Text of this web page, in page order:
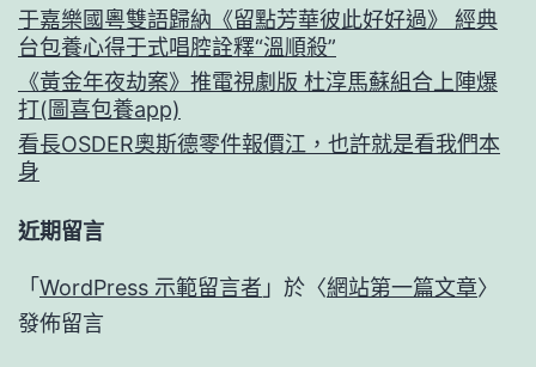
于嘉樂國粵雙語歸納《留點芳華彼此好好過》 經典
台包養心得于式唱腔詮釋“溫順殺”
《黃金年夜劫案》推電視劇版 杜淳馬蘇組合上陣爆
打(圖喜包養app)
看長OSDER奧斯德零件報價江，也許就是看我們本
身
近期留言
「 WordPress 示範留言者 」於〈網站第一篇文章〉
發佈留言